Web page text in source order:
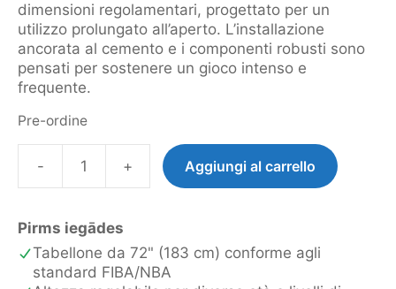
dimensioni regolamentari, progettato per un
utilizzo prolungato all’aperto. L’installazione
ancorata al cemento e i componenti robusti sono
pensati per sostenere un gioco intenso e
frequente.
Pre-ordine
-
MegaSlam
72
+ Aggiungi al carrello
Pirms iegādes
Tabellone da 72" (183 cm) conforme agli
standard FIBA/NBA